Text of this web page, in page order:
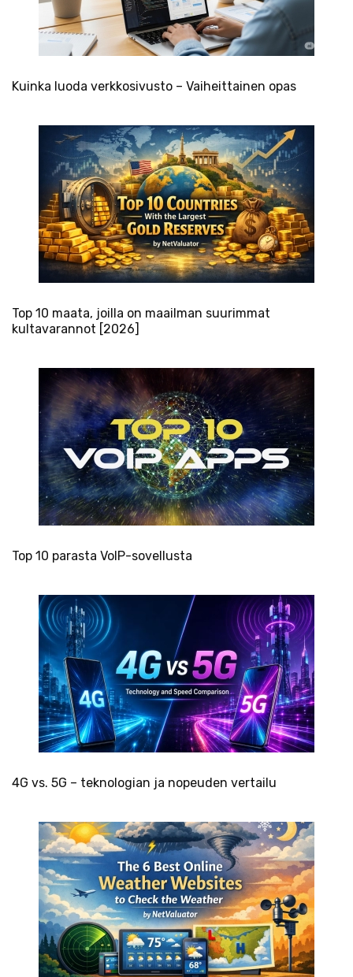
Kuinka luoda verkkosivusto – Vaiheittainen opas
Top 10 maata, joilla on maailman suurimmat
kultavarannot [2026]
Top 10 parasta VoIP-sovellusta
4G vs. 5G – teknologian ja nopeuden vertailu